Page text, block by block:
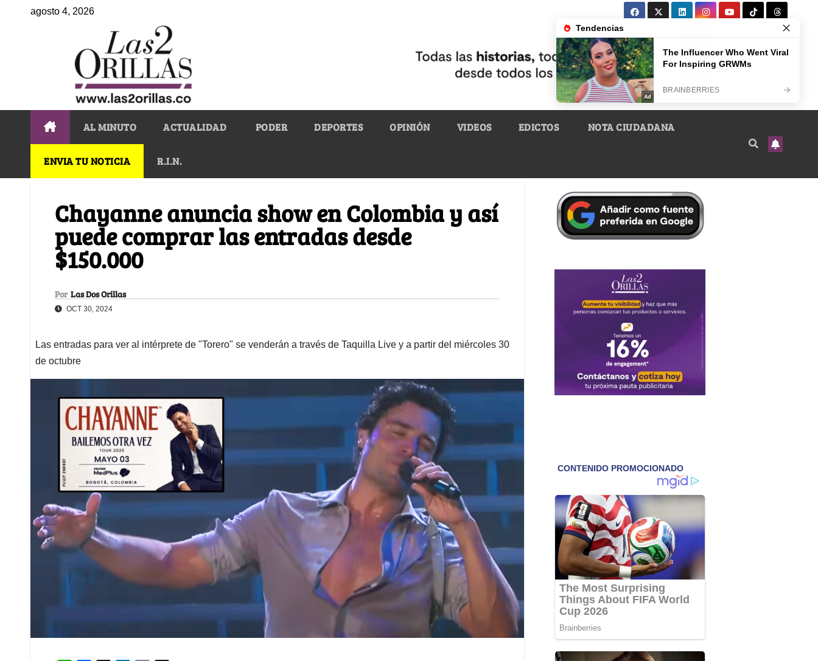
agosto 4, 2026
AL MINUTO ACTUALIDAD PODER DEPORTES OPINIÓN VIDEOS EDICTOS NOTA CIUDADANA
ENVIA TU NOTICIA R.I.N.
Chayanne anuncia show en Colombia y así
puede comprar las entradas desde
$150.000
Por Las Dos Orillas
OCT 30, 2024
Las entradas para ver al intérprete de "Torero" se venderán a través de Taquilla Live y a partir del miércoles 30
de octubre